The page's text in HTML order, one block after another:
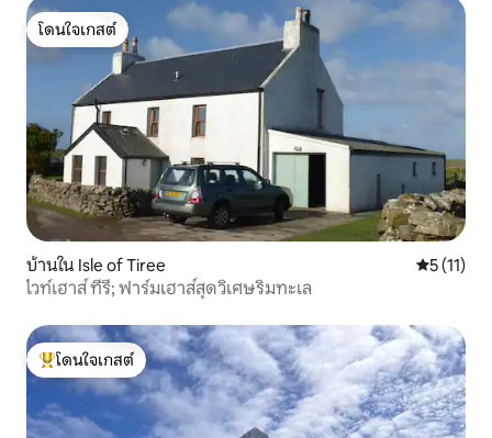
โดนใจเกสต์
โดนใจเกสต์
บ้านใน Isle of Tiree คะแนนเฉ
5 (11)
ไวท์เฮาส์ ทีรี; ฟาร์มเฮาส์สุดวิเศษริมทะเล
โดนใจเกสต์ที่สุด
โดนใจเกสต์